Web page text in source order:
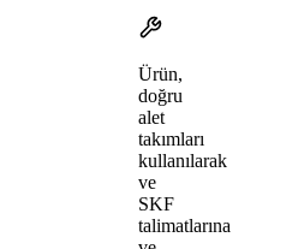
Ürün,
doğru
alet
takımları
kullanılarak
ve
SKF
talimatlarına